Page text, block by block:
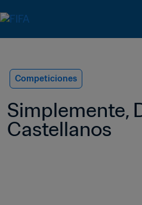
Competiciones
Simplemente,
Castellanos